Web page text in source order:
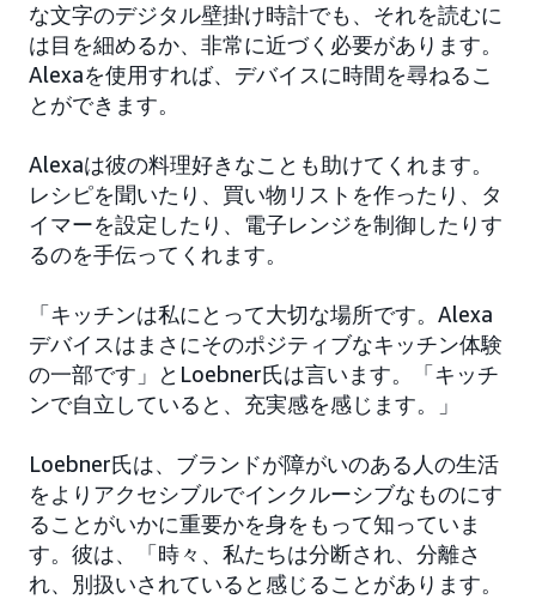
な文字のデジタル壁掛け時計でも、それを読むに
は目を細めるか、非常に近づく必要があります。
Alexaを使用すれば、デバイスに時間を尋ねるこ
とができます。
Alexaは彼の料理好きなことも助けてくれます。
レシピを聞いたり、買い物リストを作ったり、タ
イマーを設定したり、電子レンジを制御したりす
るのを手伝ってくれます。
「キッチンは私にとって大切な場所です。Alexa
デバイスはまさにそのポジティブなキッチン体験
の一部です」とLoebner氏は言います。「キッチ
ンで自立していると、充実感を感じます。」
Loebner氏は、ブランドが障がいのある人の生活
をよりアクセシブルでインクルーシブなものにす
ることがいかに重要かを身をもって知っていま
す。彼は、「時々、私たちは分断され、分離さ
れ、別扱いされていると感じることがあります。